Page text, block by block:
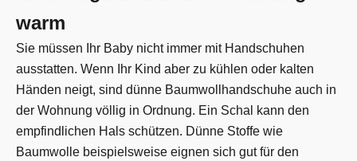
warm
Sie müssen Ihr Baby nicht immer mit Handschuhen
ausstatten. Wenn Ihr Kind aber zu kühlen oder kalten
Händen neigt, sind dünne Baumwollhandschuhe auch in
der Wohnung völlig in Ordnung. Ein Schal kann den
empfindlichen Hals schützen. Dünne Stoffe wie
Baumwolle beispielsweise eignen sich gut für den